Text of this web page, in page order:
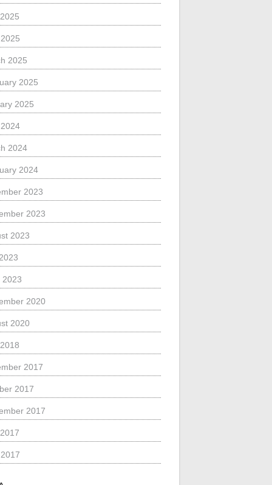
2025
2025
2025
2024
2024
2023
2023
2023
2023
2020
2020
2017
2017
2017